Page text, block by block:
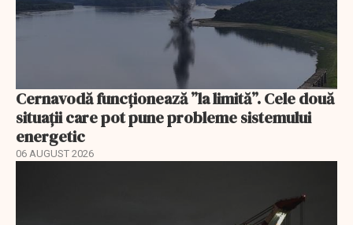
Cernavodă funcționează ”la limită”. Cele două
situații care pot pune probleme sistemului
energetic
06 AUGUST 2026